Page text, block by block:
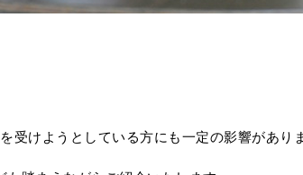
受けようとしている方にも一定の影響があり